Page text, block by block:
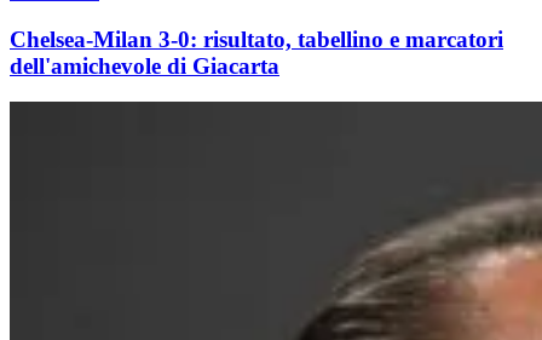
Chelsea-Milan 3-0: risultato, tabellino e marcatori
dell'amichevole di Giacarta